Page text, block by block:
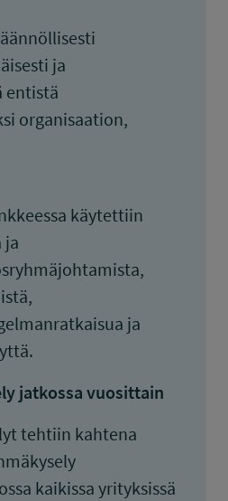
ja
entistä
organisaation,
käytettiin
ja
ja
jatkossa vuosittain
tehtiin kahtena
kaikissa yrityksissä